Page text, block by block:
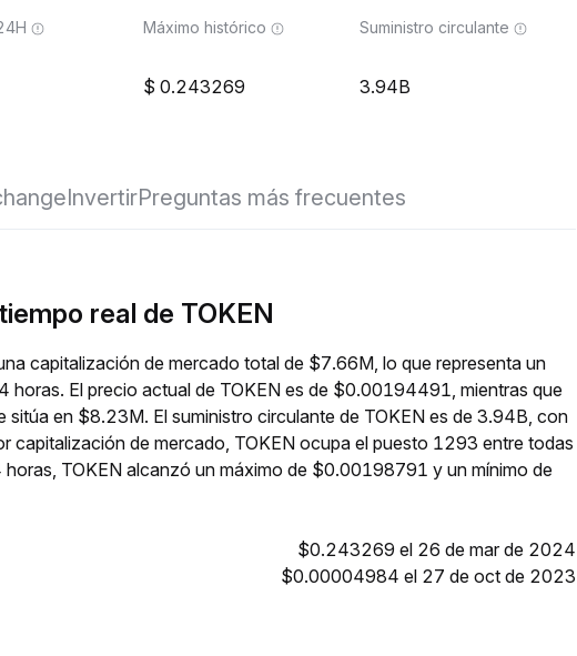
Máximo histórico
0.243269
Suministro circulante
3.94B
InvertirPreguntas más frecuentes
real de TOKEN
capitalización de mercado total de $7.66M, lo que representa un
horas. El precio actual de TOKEN es de $0.00194491, mientras que
sitúa en $8.23M. El suministro circulante de TOKEN es de 3.94B, con
capitalización de mercado, TOKEN ocupa el puesto 1293 entre todas
TOKEN alcanzó un máximo de $0.00198791 y un mínimo de
$0.243269 el 26 de mar de 2024
$0.00004984 el 27 de oct de 2023